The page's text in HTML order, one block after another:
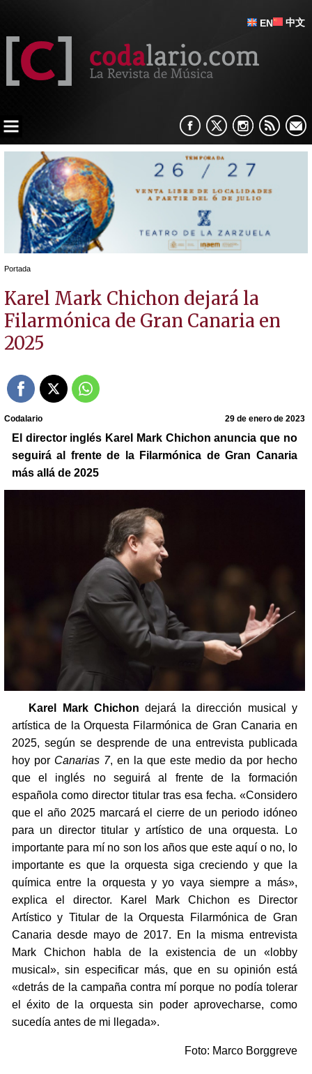
EN 中文
Portada
Karel Mark Chichon dejará la
Filarmónica de Gran Canaria en
2025
Codalario 29 de enero de 2023
El director inglés Karel Mark Chichon anuncia que no
seguirá al frente de la Filarmónica de Gran Canaria
más allá de 2025
Karel Mark Chichon dejará la dirección musical y
artística de la Orquesta Filarmónica de Gran Canaria en
2025, según se desprende de una entrevista publicada
hoy por Canarias 7, en la que este medio da por hecho
que el inglés no seguirá al frente de la formación
española como director titular tras esa fecha. «Considero
que el año 2025 marcará el cierre de un periodo idóneo
para un director titular y artístico de una orquesta. Lo
importante para mí no son los años que este aquí o no, lo
importante es que la orquesta siga creciendo y que la
química entre la orquesta y yo vaya siempre a más»,
explica el director. Karel Mark Chichon es Director
Artístico y Titular de la Orquesta Filarmónica de Gran
Canaria desde mayo de 2017. En la misma entrevista
Mark Chichon habla de la existencia de un «lobby
musical», sin especificar más, que en su opinión está
«detrás de la campaña contra mí porque no podía tolerar
el éxito de la orquesta sin poder aprovecharse, como
sucedía antes de mi llegada».
Foto: Marco Borggreve